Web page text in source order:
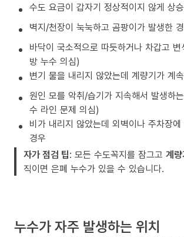
수도 요금이 갑자기 정상적이지 않게 상
벽지/천장이 눅눅하고 곰팡이가 발생한
바닥이 국소적으로 따듯하거나 차갑고 변
방 누수 의심)
변기 물을 내리지 않았는데 계량기가 계
원인 모를 악취/습기가 지속해서 발생하
수 라인 문제 의심)
비가 내리지 않았는데 외벽이나 주차장
경우
자가 점검 팁: 모든 수도꼭지를 잠그고 계
직이면 은폐 누수가 있을 수 있습니다.
누수가 자주 발생하는 위치